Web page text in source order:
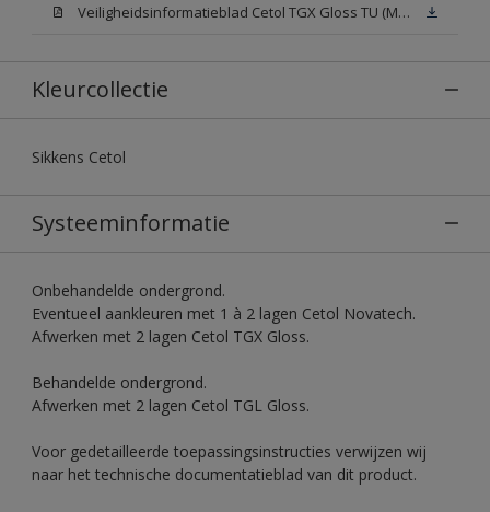
Veiligheidsinformatieblad Cetol TGX Gloss TU (MSDS)
Kleurcollectie
Sikkens Cetol
Systeeminformatie
Onbehandelde ondergrond.
Eventueel aankleuren met 1 à 2 lagen Cetol Novatech.
Afwerken met 2 lagen Cetol TGX Gloss.
Behandelde ondergrond.
Afwerken met 2 lagen Cetol TGL Gloss.
Voor gedetailleerde toepassingsinstructies verwijzen wij
naar het technische documentatieblad van dit product.